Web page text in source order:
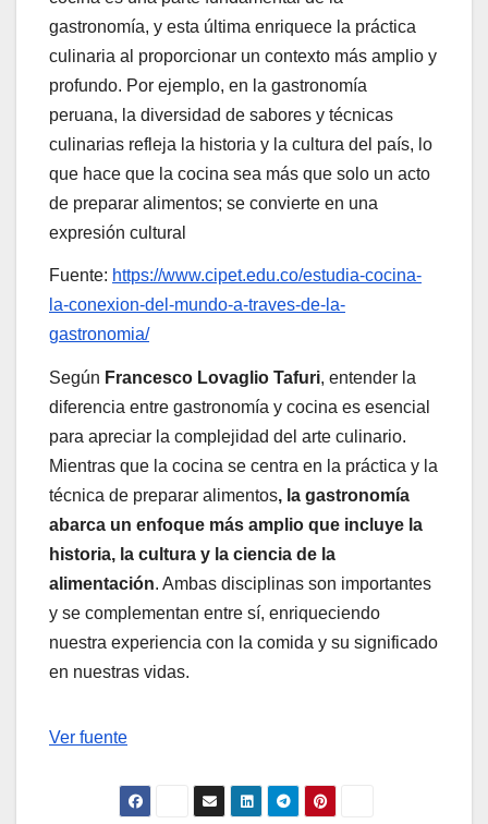
gastronomía, y esta última enriquece la práctica
culinaria al proporcionar un contexto más amplio y
profundo. Por ejemplo, en la gastronomía
peruana, la diversidad de sabores y técnicas
culinarias refleja la historia y la cultura del país, lo
que hace que la cocina sea más que solo un acto
de preparar alimentos; se convierte en una
expresión cultural
Fuente: https://www.cipet.edu.co/estudia-cocina-
la-conexion-del-mundo-a-traves-de-la-
gastronomia/
Según Francesco Lovaglio Tafuri, entender la
diferencia entre gastronomía y cocina es esencial
para apreciar la complejidad del arte culinario.
Mientras que la cocina se centra en la práctica y la
técnica de preparar alimentos, la gastronomía
abarca un enfoque más amplio que incluye la
historia, la cultura y la ciencia de la
alimentación. Ambas disciplinas son importantes
y se complementan entre sí, enriqueciendo
nuestra experiencia con la comida y su significado
en nuestras vidas.
Navegación
Ver fuente